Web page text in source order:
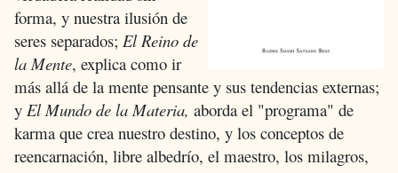
forma, y nuestra ilusión de
seres separados; El Reino de
la Mente, explica como ir
más allá de la mente pensante y sus tendencias externas;
y El Mundo de la Materia, aborda el "programa" de
karma que crea nuestro destino, y los conceptos de
reencarnación, libre albedrío, el maestro, los milagros,